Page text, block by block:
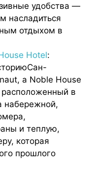
удобства —
насладиться
отдыхом в
Hotel:
a Noble House
расположенный в
набережной,
и теплую,
которая
прошлого